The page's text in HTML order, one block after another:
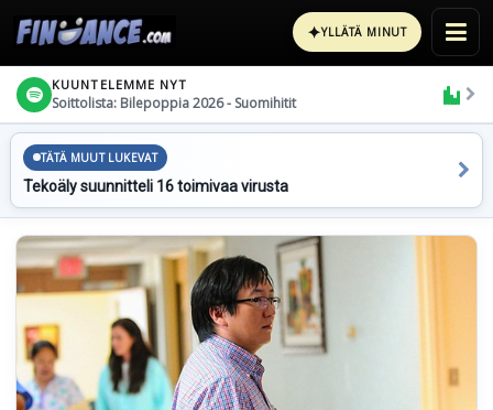
✦YLLÄTÄ MINUT
KUUNTELEMME NYT
Soittolista: Bilepoppia 2026 - Suomihitit
TÄTÄ MUUT LUKEVAT
Tekoäly suunnitteli 16 toimivaa virusta